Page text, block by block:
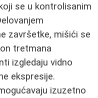
se u kontrolisanim
završetke, mišići se
tretmana
izgledaju vidno
ekspresije.
izuzetno